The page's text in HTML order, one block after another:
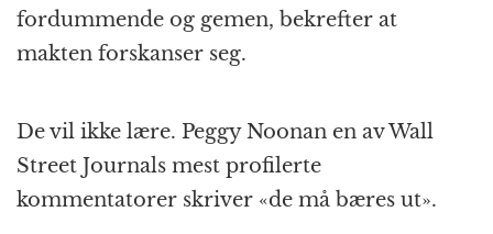
fordummende og gemen, bekrefter at
makten forskanser seg.
De vil ikke lære. Peggy Noonan en av Wall
Street Journals mest profilerte
kommentatorer skriver «de må bæres ut».